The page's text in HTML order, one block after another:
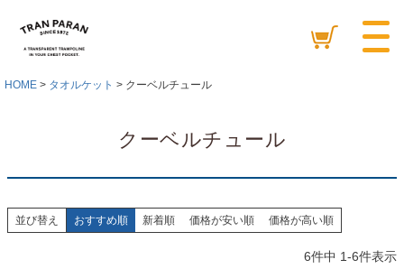
HOME タオルケット クーベルチュール
クーベルチュール
並び替え おすすめ順 新着順 価格が安い順 価格が高い順
6件中 1-6件表示